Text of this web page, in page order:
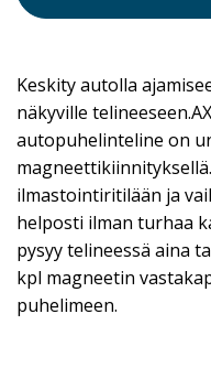
Keskity autolla
näkyville
autopuhelinteline on
ilmastointiritilään ja
helposti ilman turhaa
pysyy telineessä aina
kpl magneetin
puhelimeen.